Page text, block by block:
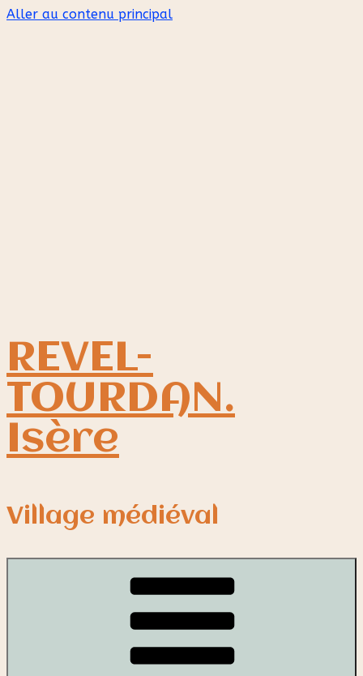
Aller au contenu principal
REVEL-
TOURDAN.
Isère
Village médiéval